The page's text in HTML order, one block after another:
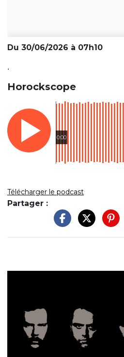
Du 30/06/2026 à 07h10
.
Horockscope
0:00
Télécharger le podcast
Partager :